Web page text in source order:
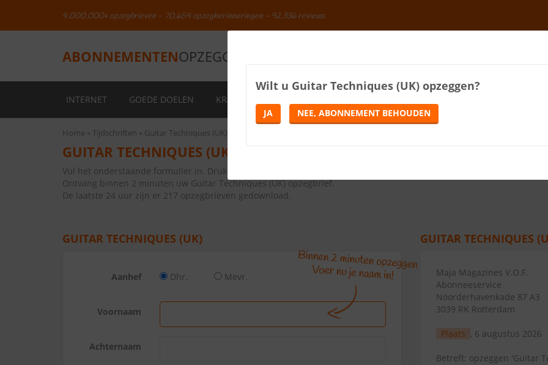
4.000.000+ opzegbrieven - 70.654 opzegherinneringen - 92.336 reviews
ABONNEMENTENOPZEGGEN.NL
INTERNET GOEDE DOELEN KRANTEN
Home Tijdschriften Guitar Techniques (UK)
GUITAR TECHNIQUES (UK) OPZEGGEN
Vul het onderstaande formulier in. Druk vervolgens op de knop Abonnement opzeggen.
Ontvang binnen 2 minuten uw Guitar Techniques (UK) opzegbrief.
De laatste 24 uur zijn er 217 opzegbrieven gedownload.
GUITAR TECHNIQUES (UK)
Aanhef Dhr. Mevr.
Voornaam
Achternaam
GUITAR TECHNIQUES
Maja Magazines V.O.F.
Abonneeservice
Noorderhavenkade 87 A3
3039 RK Rotterdam
Plaats , 6 augustus 2026
Betreft: opzeggen 'Guitar
Wilt u Guitar Techniques (UK) opzeggen?
JA NEE, ABONNEMENT BEHOUDEN